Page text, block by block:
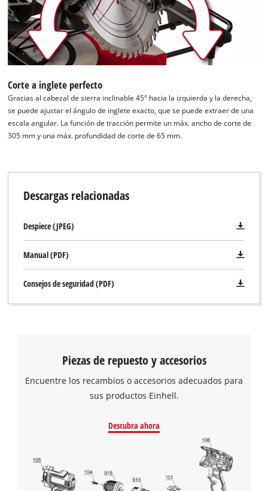
Corte a inglete perfecto
Gracias al cabezal de sierra inclinable 45° hacia la izquierda y la derecha,
se puede ajustar el ángulo de inglete exacto, que se puede extraer de una
escala angular. La función de tracción permite un máx. ancho de corte de
305 mm y una máx. profundidad de corte de 65 mm.
Descargas relacionadas
Despiece (JPEG)
Manual (PDF)
Consejos de seguridad (PDF)
Piezas de repuesto y accesorios
Encuentre los recambios o accesorios adecuados para
sus productos Einhell.
Descubra ahora